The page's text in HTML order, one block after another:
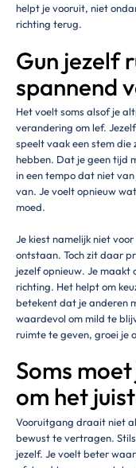
helpt je vooruit, niet
richting terug.
Gun jezelf
spannend
Het voelt soms alsof je
verandering om lef.
speelt vaak een stem
hebben. Dat je geen tijd
in een tempo dat niet
van. Je voelt opnieuw
moed.
Je kiest namelijk niet
ontstaan. Toch zit daar
jezelf opnieuw. Je
richting. Het helpt om
betekent dat je anderen
waardevol om mild te
ruimte te geven, groei je
Soms
om het
Vooruitgang draait niet
bewust te vertragen.
jezelf. Je voelt beter